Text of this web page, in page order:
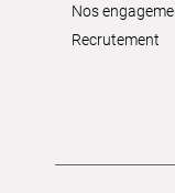
Nos
Recrutement